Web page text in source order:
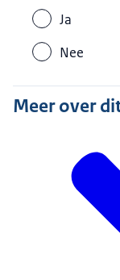
Ja
Nee
Meer over